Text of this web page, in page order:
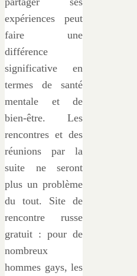
expériences peut
faire une
différence
significative en
termes de santé
mentale et de
bien-être. Les
rencontres et des
réunions par la
suite ne seront
plus un problème
du tout. Site de
rencontre russe
gratuit : pour de
nombreux
hommes gays, les